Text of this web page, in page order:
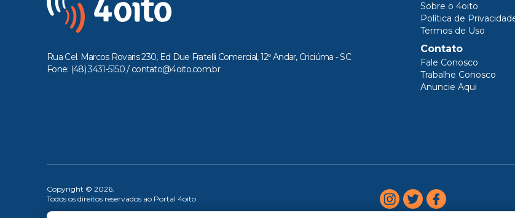
Rua Cel. Marcos Rovaris 230, Ed Due Fratelli Comercial, 12º Andar, Criciúma - SC
Fone: (48) 3431-5150 / contato@4oito.com.br
Sobre o 4oito
Política de
Termos de Uso
Contato
Fale Conosco
Trabalhe Conosco
Anuncie Aqui
Copyright © 2026.
Todos os direitos reservados ao Portal 4oito